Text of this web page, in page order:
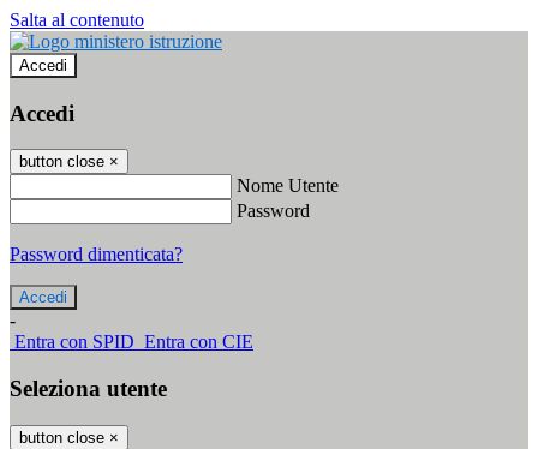
Salta al contenuto
Accedi
Accedi
button close ×
Nome Utente
Password
Password dimenticata?
-
Entra con SPID Entra con CIE
Seleziona utente
button close ×